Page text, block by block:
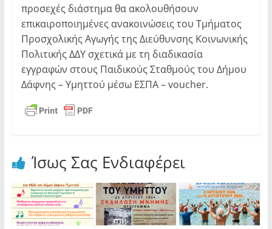
προσεχές διάστημα θα ακολουθήσουν
επικαιροποιημένες ανακοινώσεις του Τμήματος
Προσχολικής Αγωγής της Διεύθυνσης Κοινωνικής
Πολιτικής ΔΔΥ σχετικά με τη διαδικασία
εγγραφών στους Παιδικούς Σταθμούς του Δήμου
Δάφνης – Υμηττού μέσω ΕΣΠΑ – voucher.
Ίσως Σας Ενδιαφέρει